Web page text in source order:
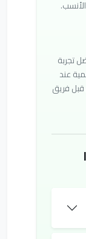
تجربة
عند
قبل فريق